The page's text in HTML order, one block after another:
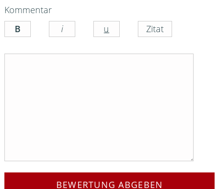
Kommentar
BEWERTUNG ABGEBEN